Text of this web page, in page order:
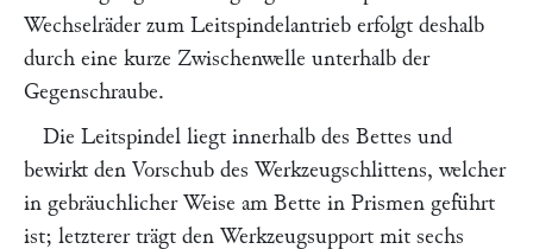
Wechselräder zum Leitspindelantrieb erfolgt deshalb
durch eine kurze Zwischenwelle unterhalb der
Gegenschraube.
Die Leitspindel liegt innerhalb des Bettes und
bewirkt den Vorschub des Werkzeugschlittens, welcher
in gebräuchlicher Weise am Bette in Prismen geführt
ist; letzterer trägt den Werkzeugsupport mit sechs